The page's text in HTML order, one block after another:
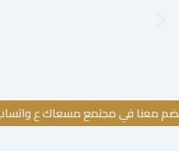
في مجتمع مسعاك ع واتساب